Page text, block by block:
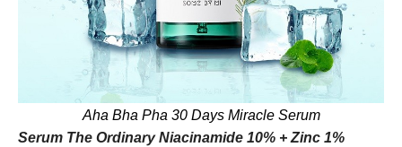
Aha Bha Pha 30 Days Miracle Serum
Serum The Ordinary Niacinamide 10% + Zinc 1%